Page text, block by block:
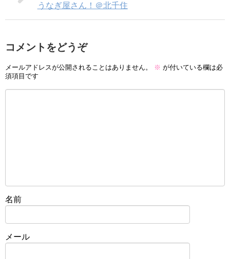
うなぎ屋さん！＠北千住
コメントをどうぞ
メールアドレスが公開されることはありません。 ※ が付いている欄は必
須項目です
名前
メール